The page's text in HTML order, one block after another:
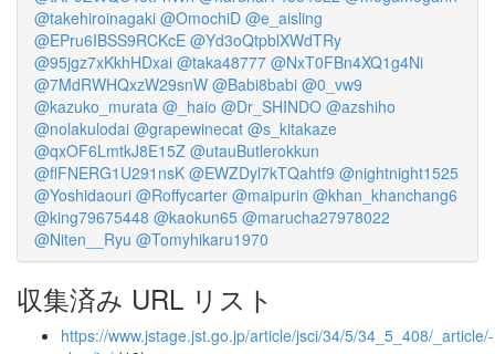
@takehiroinagaki @OmochiD @e_aisling
@EPru6IBSS9RCKcE @Yd3oQtpblXWdTRy
@95jgz7xKkhHDxai @taka48777 @NxT0FBn4XQ1g4Ni
@7MdRWHQxzW29snW @Babi8babi @0_vw9
@kazuko_murata @_haio @Dr_SHINDO @azshiho
@nolakulodai @grapewinecat @s_kitakaze
@qxOF6LmtkJ8E15Z @utauButlerokkun
@flFNERG1U291nsK @EWZDyl7kTQahtf9 @nightnight1525
@Yoshidaouri @Roffycarter @maipurin @khan_khanchang6
@king79675448 @kaokun65 @marucha27978022
@Niten__Ryu @Tomyhikaru1970
収集済み URL リスト
https://www.jstage.jst.go.jp/article/jsci/34/5/34_5_408/_article/-